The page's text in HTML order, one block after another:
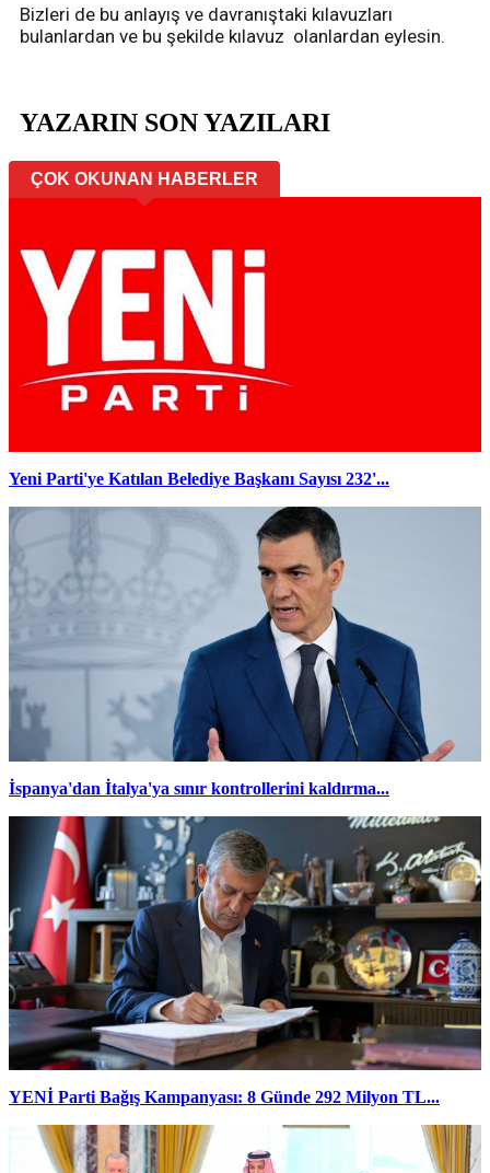
Bizleri de bu anlayış ve davranıştaki kılavuzları
bulanlardan ve bu şekilde kılavuz olanlardan eylesin.
YAZARIN SON YAZILARI
ÇOK OKUNAN HABERLER
Yeni Parti'ye Katılan Belediye Başkanı Sayısı 232'...
İspanya'dan İtalya'ya sınır kontrollerini kaldırma...
YENİ Parti Bağış Kampanyası: 8 Günde 292 Milyon TL...